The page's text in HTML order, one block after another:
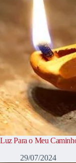
Luz Para o Meu
29/07/2024